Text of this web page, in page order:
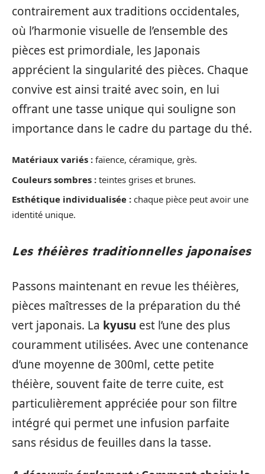
contrairement aux traditions occidentales,
où l’harmonie visuelle de l’ensemble des
pièces est primordiale, les Japonais
apprécient la singularité des pièces. Chaque
convive est ainsi traité avec soin, en lui
offrant une tasse unique qui souligne son
importance dans le cadre du partage du thé.
Matériaux variés : faïence, céramique, grès.
Couleurs sombres : teintes grises et brunes.
Esthétique individualisée : chaque pièce peut avoir une
identité unique.
Les théières traditionnelles japonaises
Passons maintenant en revue les théières,
pièces maîtresses de la préparation du thé
vert japonais. La kyusu est l’une des plus
couramment utilisées. Avec une contenance
d’une moyenne de 300ml, cette petite
théière, souvent faite de terre cuite, est
particulièrement appréciée pour son filtre
intégré qui permet une infusion parfaite
sans résidus de feuilles dans la tasse.